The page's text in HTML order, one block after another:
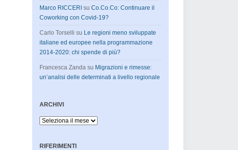
Marco RICCERI su Co.Co.Co: Continuare il
Coworking con Covid-19?
Carlo Torselli su Le regioni meno sviluppate
italiane ed europee nella programmazione
2014-2020: chi spende di più?
Francesca Zanda su Migrazioni e rimesse:
un’analisi delle determinati a livello regionale
ARCHIVI
Archivi
RIFERIMENTI